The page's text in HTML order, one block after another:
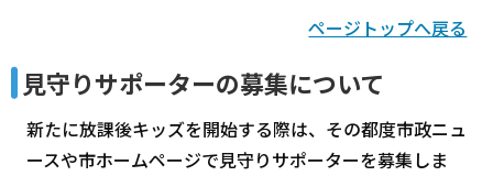
ページトップへ戻る
見守りサポーターの募集について
新たに放課後キッズを開始する際は、その都度市政ニュ
ースや市ホームページで見守りサポーターを募集しま